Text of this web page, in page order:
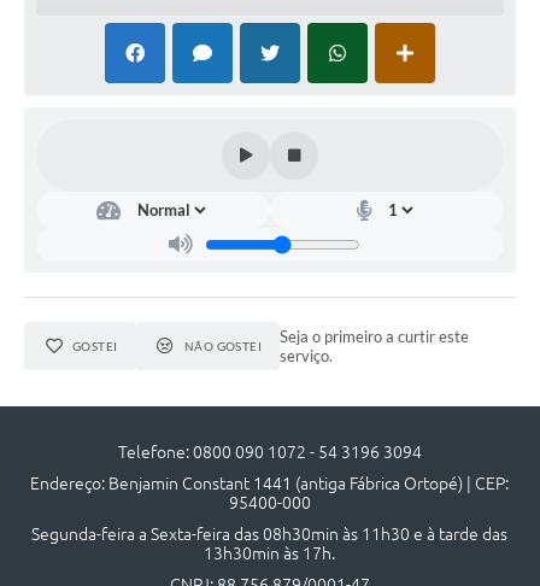
GOSTEI NÃO GOSTEI
Seja o primeiro a curtir este
serviço.
Telefone: 0800 090 1072 - 54 3196 3094
Endereço: Benjamin Constant 1441 (antiga Fábrica Ortopé) | CEP:
95400-000
Segunda-feira a Sexta-feira das 08h30min às 11h30 e à tarde das
13h30min às 17h.